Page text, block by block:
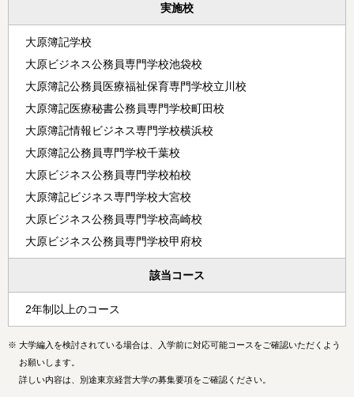
実施校
大原簿記学校
大原ビジネス公務員専門学校池袋校
大原簿記公務員医療福祉保育専門学校立川校
大原簿記医療秘書公務員専門学校町田校
大原簿記情報ビジネス専門学校横浜校
大原簿記公務員専門学校千葉校
大原ビジネス公務員専門学校柏校
大原簿記ビジネス専門学校大宮校
大原ビジネス公務員専門学校高崎校
大原ビジネス公務員専門学校甲府校
該当コース
2年制以上のコース
※ 大学編入を検討されている場合は、入学前に対応可能コースをご確認いただくよう
お願いします。
詳しい内容は、別途東京経営大学の募集要項をご確認ください。